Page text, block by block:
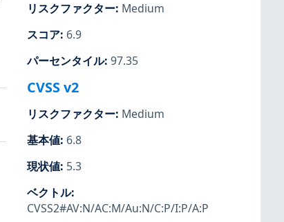
リスクファクター: Medium
スコア: 6.9
パーセンタイル: 97.35
CVSS v2
リスクファクター: Medium
基本値: 6.8
現状値: 5.3
ベクトル:
CVSS2#AV:N/AC:M/Au:N/C:P/I:P/A:P